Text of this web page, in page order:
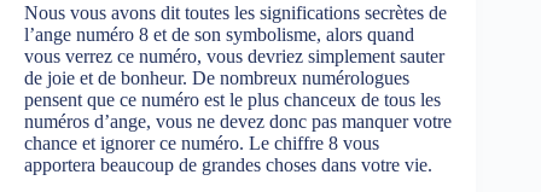
Nous vous avons dit toutes les significations secrètes de
l’ange numéro 8 et de son symbolisme, alors quand
vous verrez ce numéro, vous devriez simplement sauter
de joie et de bonheur. De nombreux numérologues
pensent que ce numéro est le plus chanceux de tous les
numéros d’ange, vous ne devez donc pas manquer votre
chance et ignorer ce numéro. Le chiffre 8 vous
apportera beaucoup de grandes choses dans votre vie.